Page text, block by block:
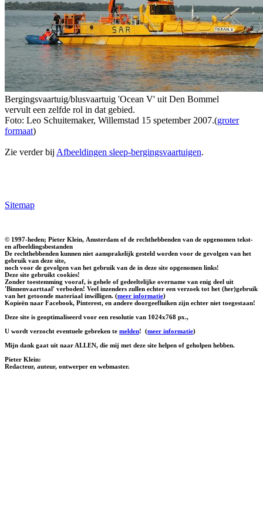
Bergingsvaartuig/blusvaartuig 'Ocean V' uit Den Bommel
vervult een zelfde rol in dat gebied.
Foto: Leo Schuitemaker, Willemstad 15 spetember 2007.(groter
formaat)
Zie verder bij Afbeeldingen sleep-bergingsvaartuigen.
Sitemap
© 1997-heden; Pieter Klein, Amsterdam of de rechthebbenden van de opgenomen tekst-
en afbeeldingsbestanden
De rechthebbenden kunnen niet aansprakelijk gesteld worden voor de gevolgen van het
gebruik van deze site,
noch voor de gevolgen van het gebruik van de in deze site opgenomen links!
Deze site gebruikt cookies!
Zonder toestemming vooraf, is gehele of gedeeltelijke overname van enig deel uit
'Binnenvaarttaal' verboden! Veel inzenders zullen echter een verzoek tot het (her)gebruik
van het getoonde materiaal inwilligen. (meer informatie)
Kopieën naar Facebook, Pinterest, en andere doorgeefluiken zijn echter niet toegestaan!
Deze site is geoptimaliseerd voor een resolutie van 1024x768 px.,
U wordt verzocht eventuele gebreken te melden! (meer informatie)
Mijn dank gaat uit naar ALLEN, die mij met deze site helpen of geholpen hebben.
Pieter Klein:
Redacteur, auteur, ontwerper en webmaster.